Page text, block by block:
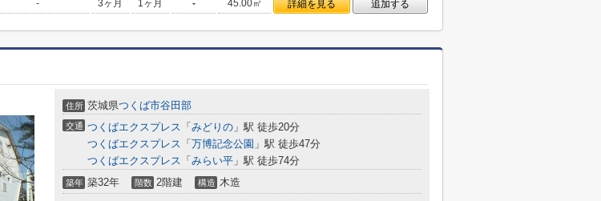
- 3ヶ月 1ヶ月 - 45.00㎡ 詳細を見る 追加する
住所 茨城県つくば市谷田部
交通 つくばエクスプレス 「 みどりの 」駅 徒歩20分
つくばエクスプレス 「 万博記念公園 」駅 徒歩47分
つくばエクスプレス 「 みらい平 」駅 徒歩74分
築年 築32年 階数 2階建 構造 木造